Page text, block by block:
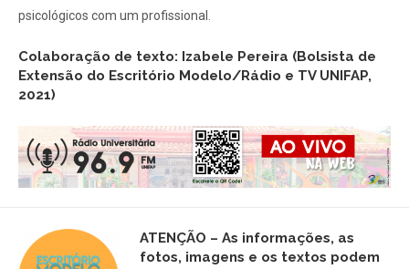
psicológicos com um profissional.
Colaboração de texto: Izabele Pereira (Bolsista de
Extensão do Escritório Modelo/Rádio e TV UNIFAP,
2021)
ATENÇÃO – As informações, as
fotos, imagens e os textos podem